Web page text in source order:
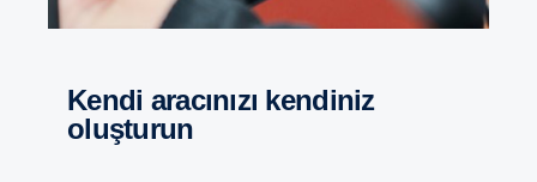
Kendi aracınızı kendiniz
oluşturun